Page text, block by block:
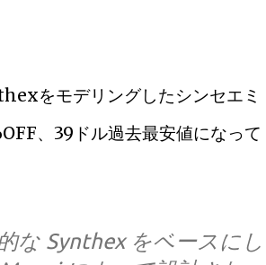
をモデリングしたシンセエミ
、39ドル過去最安値になって
な Synthex をベースにし